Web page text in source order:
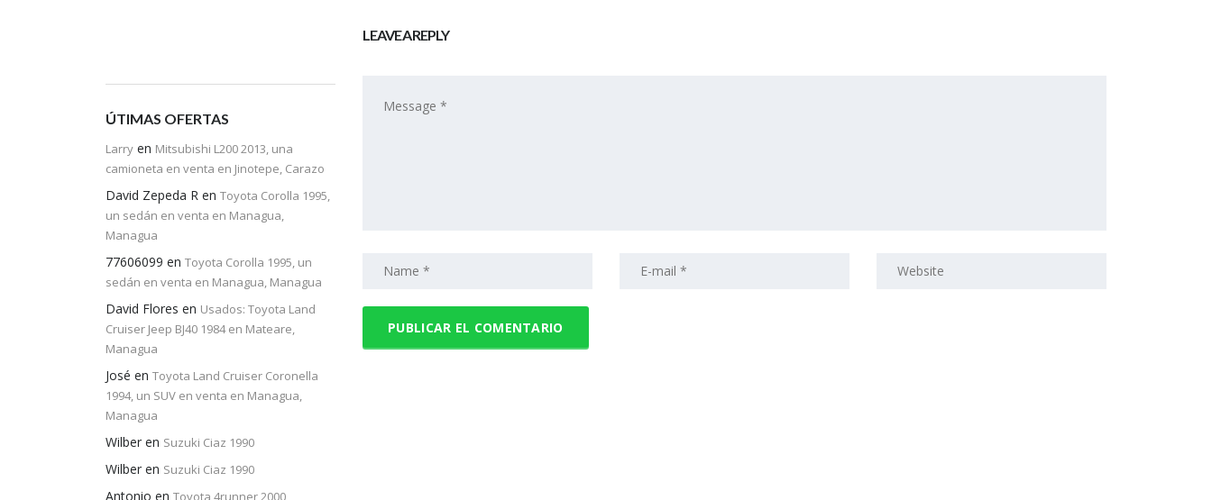
LEAVE A REPLY
ÚTIMAS OFERTAS
Larry en Mitsubishi L200 2013, una
camioneta en venta en Jinotepe, Carazo
David Zepeda R en Toyota Corolla 1995,
un sedán en venta en Managua,
Managua
77606099 en Toyota Corolla 1995, un
sedán en venta en Managua, Managua
David Flores en Usados: Toyota Land
Cruiser Jeep BJ40 1984 en Mateare,
Managua
José en Toyota Land Cruiser Coronella
1994, un SUV en venta en Managua,
Managua
Wilber en Suzuki Ciaz 1990
Wilber en Suzuki Ciaz 1990
Antonio en Toyota 4runner 2000